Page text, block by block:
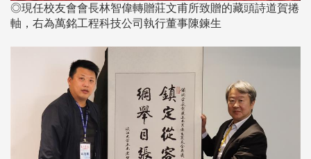
◎現任校友會會長林智偉轉贈莊文甫所致贈的藏頭詩道賀捲
軸，右為萬銘工程科技公司執行董事陳鍊生